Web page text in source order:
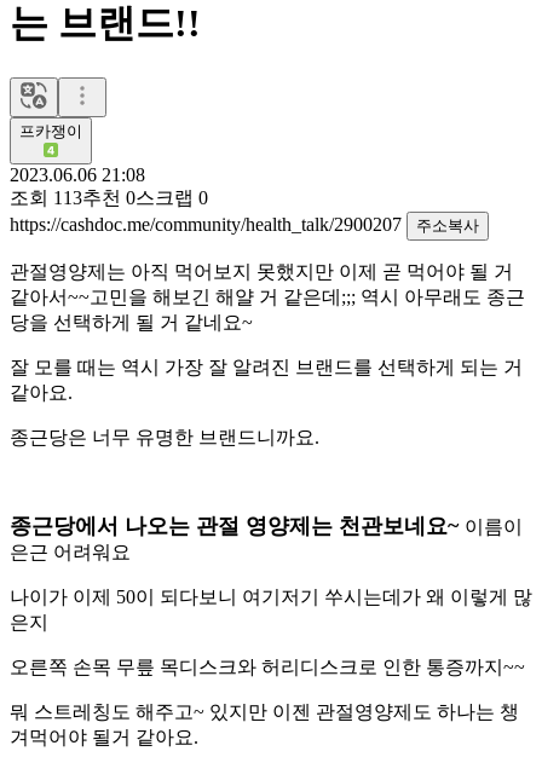
는 브랜드!!
프카쟁이
2023.06.06 21:08
조회 113추천 0스크랩 0
https://cashdoc.me/community/health_talk/2900207
주소복사
관절영양제는 아직 먹어보지 못했지만 이제 곧 먹어야 될 거
같아서~~고민을 해보긴 해얄 거 같은데 ;;; 역시 아무래도 종근
당을 선택하게 될 거 같네요~
잘 모를 때는 역시 가장 잘 알려진 브랜드를 선택하게 되는 거
같아요.
종근당은 너무 유명한 브랜드니까요.
종근당에서 나오는 관절 영양제는 천관보네요~ 이름이
은근 어려워요
나이가 이제 50이 되다보니 여기저기 쑤시는데가 왜 이렇게 많
은지
오른쪽 손목 무릎 목디스크와 허리디스크로 인한 통증까지 ~~
뭐 스트레칭도 해주고~ 있지만 이젠 관절영양제도 하나는 챙
겨먹어야 될거 같아요.